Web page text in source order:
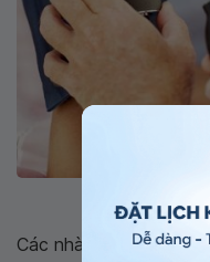
Thiếu ngủ cũng
Các nhà khoa học đã